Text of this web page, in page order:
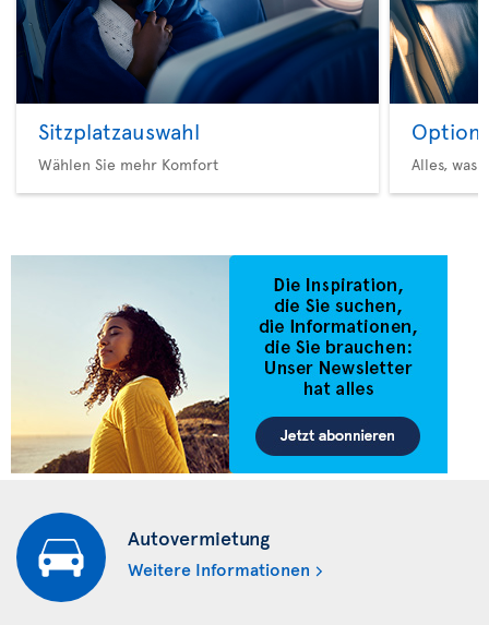
Sitzplatzauswahl
Wählen Sie mehr Komfort
Option
Alles, was
Autovermietung
Weitere Informationen